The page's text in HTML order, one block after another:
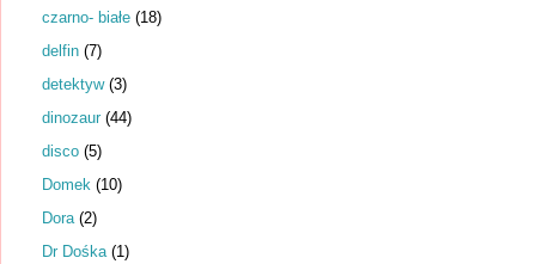
czarno- białe (18)
delfin (7)
detektyw (3)
dinozaur (44)
disco (5)
Domek (10)
Dora (2)
Dr Dośka (1)